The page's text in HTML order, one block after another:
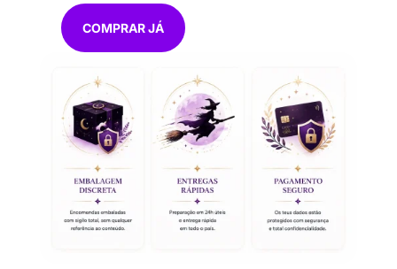
Quantidade
Sagitário
Aço
COMPRAR JÁ